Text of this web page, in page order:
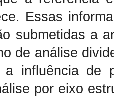
Essas
submetidas a
de análise
influência de
por eixo